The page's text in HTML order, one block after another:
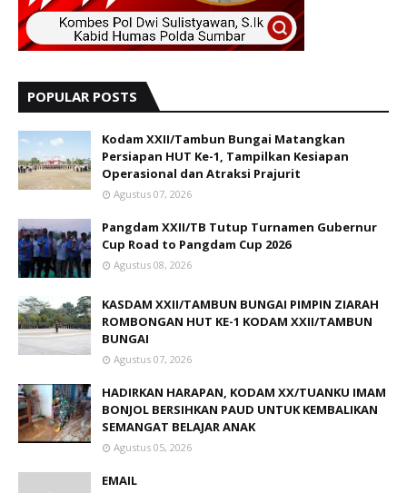
POPULAR POSTS
Kodam XXII/Tambun Bungai Matangkan
Persiapan HUT Ke-1, Tampilkan Kesiapan
Operasional dan Atraksi Prajurit
Agustus 07, 2026
Pangdam XXII/TB Tutup Turnamen Gubernur
Cup Road to Pangdam Cup 2026
Agustus 08, 2026
KASDAM XXII/TAMBUN BUNGAI PIMPIN ZIARAH
ROMBONGAN HUT KE-1 KODAM XXII/TAMBUN
BUNGAI
Agustus 07, 2026
HADIRKAN HARAPAN, KODAM XX/TUANKU IMAM
BONJOL BERSIHKAN PAUD UNTUK KEMBALIKAN
SEMANGAT BELAJAR ANAK
Agustus 05, 2026
EMAIL